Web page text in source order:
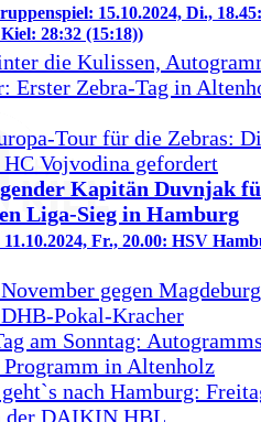
15.10.2024, Di.,
28:32 (15:18))
die Kulissen,
Erster Zebra-Tag in
Tour für die Zebras:
Vojvodina gefordert
Kapitän Duvnjak
Liga-Sieg in Hamburg
Fr., 20.00: HSV
gegen
Pokal-Kracher
am Sonntag:
in Altenholz
nach Hamburg:
der DAIKIN HBL